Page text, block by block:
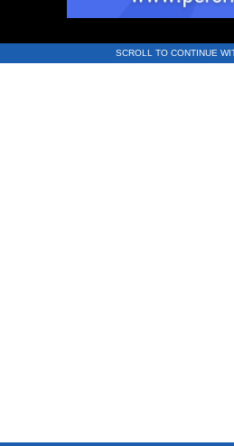
SCROLL TO CONTINUE